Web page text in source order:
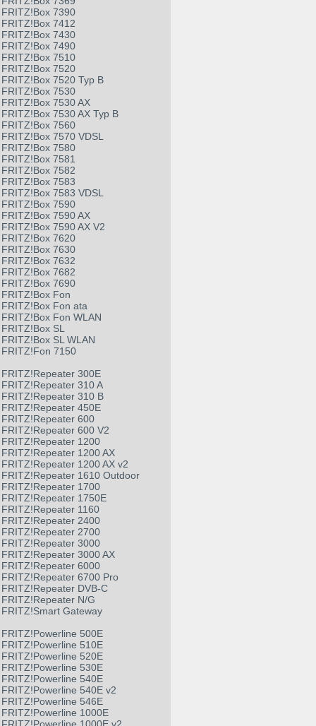
FRITZ!Box 7390
FRITZ!Box 7412
FRITZ!Box 7430
FRITZ!Box 7490
FRITZ!Box 7510
FRITZ!Box 7520
FRITZ!Box 7520 Typ B
FRITZ!Box 7530
FRITZ!Box 7530 AX
FRITZ!Box 7530 AX Typ B
FRITZ!Box 7560
FRITZ!Box 7570 VDSL
FRITZ!Box 7580
FRITZ!Box 7581
FRITZ!Box 7582
FRITZ!Box 7583
FRITZ!Box 7583 VDSL
FRITZ!Box 7590
FRITZ!Box 7590 AX
FRITZ!Box 7590 AX V2
FRITZ!Box 7620
FRITZ!Box 7630
FRITZ!Box 7632
FRITZ!Box 7682
FRITZ!Box 7690
FRITZ!Box Fon
FRITZ!Box Fon ata
FRITZ!Box Fon WLAN
FRITZ!Box SL
FRITZ!Box SL WLAN
FRITZ!Fon 7150
FRITZ!Repeater 300E
FRITZ!Repeater 310 A
FRITZ!Repeater 310 B
FRITZ!Repeater 450E
FRITZ!Repeater 600
FRITZ!Repeater 600 V2
FRITZ!Repeater 1200
FRITZ!Repeater 1200 AX
FRITZ!Repeater 1200 AX v2
FRITZ!Repeater 1610 Outdoor
FRITZ!Repeater 1700
FRITZ!Repeater 1750E
FRITZ!Repeater 1160
FRITZ!Repeater 2400
FRITZ!Repeater 2700
FRITZ!Repeater 3000
FRITZ!Repeater 3000 AX
FRITZ!Repeater 6000
FRITZ!Repeater 6700 Pro
FRITZ!Repeater DVB-C
FRITZ!Repeater N/G
FRITZ!Smart Gateway
FRITZ!Powerline 500E
FRITZ!Powerline 510E
FRITZ!Powerline 520E
FRITZ!Powerline 530E
FRITZ!Powerline 540E
FRITZ!Powerline 540E v2
FRITZ!Powerline 546E
FRITZ!Powerline 1000E